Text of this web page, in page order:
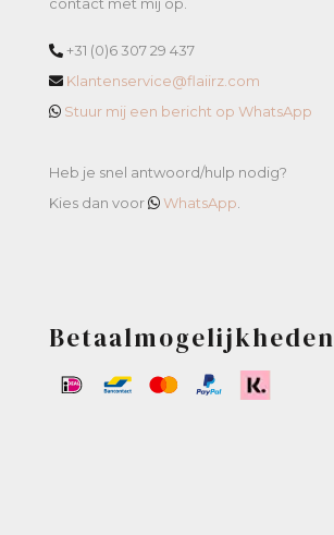
+31 (0)6 307 29 437
Klantenservice@flaiirz.com
Stuur mij een bericht op WhatsApp
Heb je snel antwoord/hulp nodig?
Kies dan voor
WhatsApp
Betaalmogelijkheden